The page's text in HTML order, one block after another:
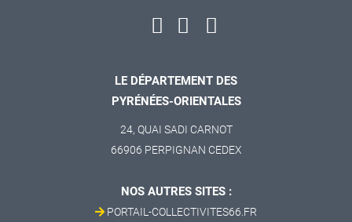
LE DÉPARTEMENT DES
PYRÉNÉES-ORIENTALES
24, QUAI SADI CARNOT
66906 PERPIGNAN CEDEX
NOS AUTRES SITES :
PORTAIL-COLLECTIVITES66.FR